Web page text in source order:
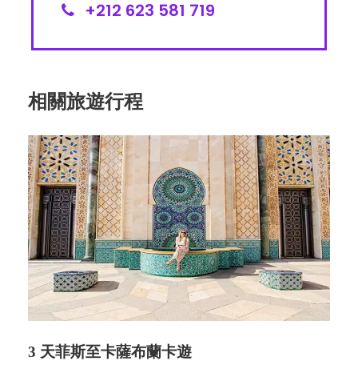
+212 623 581 719
相關旅遊行程
3 天菲斯至卡薩布蘭卡遊